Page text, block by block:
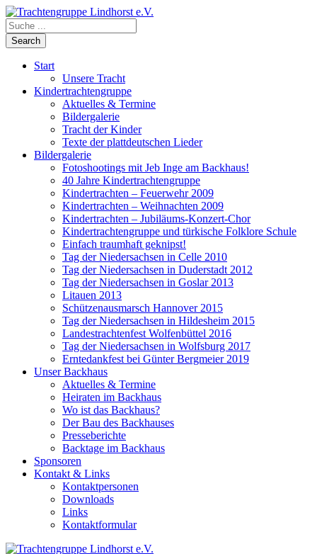
Start
Unsere Tracht
Kindertrachtengruppe
Aktuelles & Termine
Bildergalerie
Tracht der Kinder
Texte der plattdeutschen Lieder
Bildergalerie
Fotoshootings mit Jeb Inge am Backhaus!
40 Jahre Kindertrachtengruppe
Kindertrachten – Feuerwehr 2009
Kindertrachten – Weihnachten 2009
Kindertrachten – Jubiläums-Konzert-Chor
Kindertrachtengruppe und türkische Folklore Schule
Einfach traumhaft geknipst!
Tag der Niedersachsen in Celle 2010
Tag der Niedersachsen in Duderstadt 2012
Tag der Niedersachsen in Goslar 2013
Litauen 2013
Schützenausmarsch Hannover 2015
Tag der Niedersachsen in Hildesheim 2015
Landestrachtenfest Wolfenbüttel 2016
Tag der Niedersachsen in Wolfsburg 2017
Erntedankfest bei Günter Bergmeier 2019
Unser Backhaus
Aktuelles & Termine
Heiraten im Backhaus
Wo ist das Backhaus?
Der Bau des Backhauses
Presseberichte
Backtage im Backhaus
Sponsoren
Kontakt & Links
Kontaktpersonen
Downloads
Links
Kontaktformular